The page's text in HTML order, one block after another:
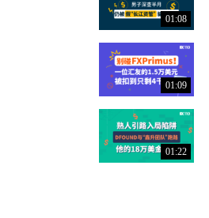
01:08
01:09
01:22